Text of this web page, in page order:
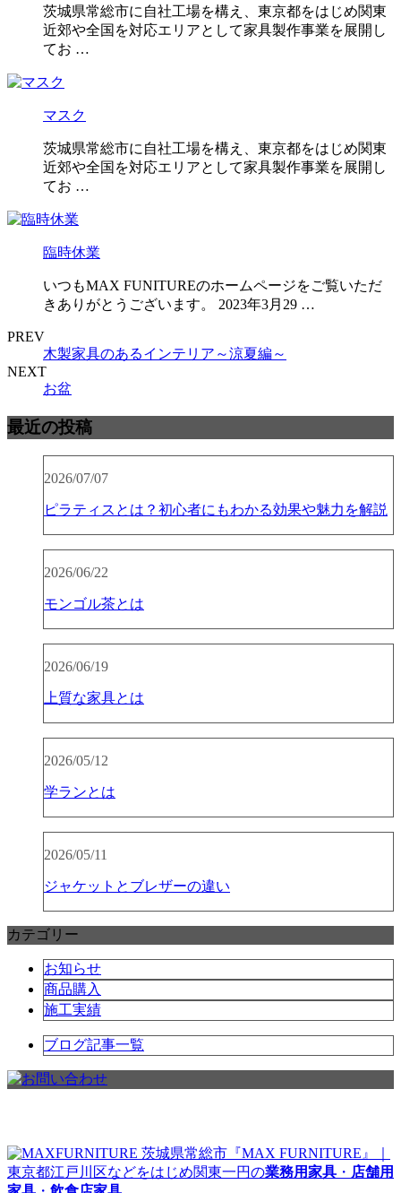
茨城県常総市に自社工場を構え、東京都をはじめ関東
近郊や全国を対応エリアとして家具製作事業を展開し
てお …
マスク
茨城県常総市に自社工場を構え、東京都をはじめ関東
近郊や全国を対応エリアとして家具製作事業を展開し
てお …
臨時休業
いつもMAX FUNITUREのホームページをご覧いただ
きありがとうございます。 2023年3月29 …
PREV
木製家具のあるインテリア～涼夏編～
NEXT
お盆
最近の投稿
2026/07/07
ピラティスとは？初心者にもわかる効果や魅力を解説
2026/06/22
モンゴル茶とは
2026/06/19
上質な家具とは
2026/05/12
学ランとは
2026/05/11
ジャケットとブレザーの違い
カテゴリー
お知らせ
商品購入
施工実績
ブログ記事一覧
茨城県常総市『MAX FURNITURE』｜
東京都江戸川区などをはじめ関東一円の業務用家具 ・ 店舗用